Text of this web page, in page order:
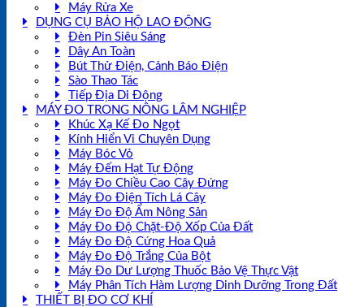
Máy Rửa Xe
DỤNG CỤ BẢO HỘ LAO ĐỘNG
Đèn Pin Siêu Sáng
Dây An Toàn
Bút Thử Điện, Cảnh Báo Điện
Sào Thao Tác
Tiếp Địa Di Động
MÁY ĐO TRONG NÔNG LÂM NGHIỆP
Khúc Xạ Kế Đo Ngọt
Kính Hiển Vi Chuyên Dụng
Máy Bóc Vỏ
Máy Đếm Hạt Tự Động
Máy Đo Chiều Cao Cây Đứng
Máy Đo Điện Tích Lá Cây
Máy Đo Độ Ẩm Nông Sản
Máy Đo Độ Chặt-Độ Xốp Của Đất
Máy Đo Độ Cứng Hoa Quả
Máy Đo Độ Trắng Của Bột
Máy Đo Dư Lượng Thuốc Bảo Vệ Thực Vật
Máy Phân Tích Hàm Lượng Dinh Dưỡng Trong Đất
THIẾT BỊ ĐO CƠ KHÍ